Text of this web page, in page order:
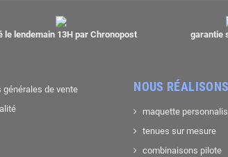
le lendemain 13H par Chronopost garantie
générales de vente
NOUS
maquette
tenues sur mesure
combinaisons pilote